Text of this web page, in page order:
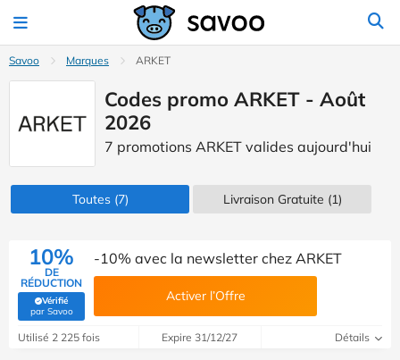
Savoo Marques ARKET
Codes promo ARKET - Août
2026
7 promotions ARKET valides aujourd'hui
Toutes(7) Livraison Gratuite (1)
10%
DE
RÉDUCTION
Vérifié
par Savoo(Vérifié par Savoo)
-10% avec la newsletter chez ARKET
Activer l’Offre
Utilisé 2 225 fois Expire 31/12/27 Détails